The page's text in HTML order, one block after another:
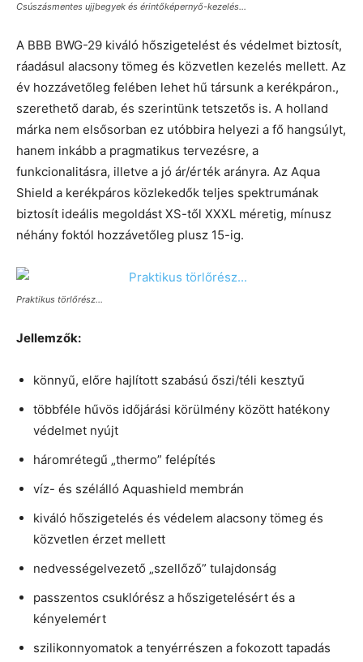
Csúszásmentes ujjbegyek és érintőképernyő-kezelés…
A BBB BWG-29 kiváló hőszigetelést és védelmet biztosít,
ráadásul alacsony tömeg és közvetlen kezelés mellett. Az
év hozzávetőleg felében lehet hű társunk a kerékpáron.,
szerethető darab, és szerintünk tetszetős is. A holland
márka nem elsősorban ez utóbbira helyezi a fő hangsúlyt,
hanem inkább a pragmatikus tervezésre, a
funkcionalitásra, illetve a jó ár/érték arányra. Az Aqua
Shield a kerékpáros közlekedők teljes spektrumának
biztosít ideális megoldást XS-től XXXL méretig, mínusz
néhány foktól hozzávetőleg plusz 15-ig.
Praktikus törlőrész…
Jellemzők:
könnyű, előre hajlított szabású őszi/téli kesztyű
többféle hűvös időjárási körülmény között hatékony
védelmet nyújt
háromrétegű „thermo” felépítés
víz- és szélálló Aquashield membrán
kiváló hőszigetelés és védelem alacsony tömeg és
közvetlen érzet mellett
nedvességelvezető „szellőző” tulajdonság
passzentos csuklórész a hőszigetelésért és a
kényelemért
szilikonnyomatok a tenyérrészen a fokozott tapadás